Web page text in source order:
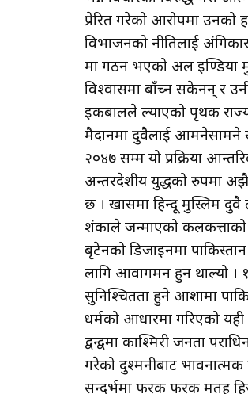
प्रेरित गरेको आरोपमा उनको
विभाजनको नीतिलाई
मा गठन भएको अल इण्डिया
विश्वासमा बाँच्न सकेनन् र
इकबालले ल्याएको पृथक
मैदानमा दुवैलाई आमनेसामने
२०४७ सम्म यो प्रक्रिया
अन्तरदेशीय युद्धको रुपमा
छ । खासमा हिन्दू मुस्लिम दुवै
शंकाले जन्माएको कलकत्ताको
बृटेनको डिजाइनमा
लागि आवागमन हुन थाल्यो ।
सुनिश्चितता हुने आशामा
धर्मको आधारमा गरिएको
द्वन्द्वमा काश्मिरी जनता
गरेको दुश्मनीबाट भावनात्मक
सन्दर्भमा फरक फरक मतहरू